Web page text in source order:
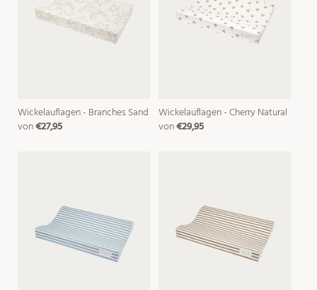
Wickelauflagen - Branches Sand
normaler
von€27,95
Wickelauflagen - Cherry Natural
normaler
von€29,95